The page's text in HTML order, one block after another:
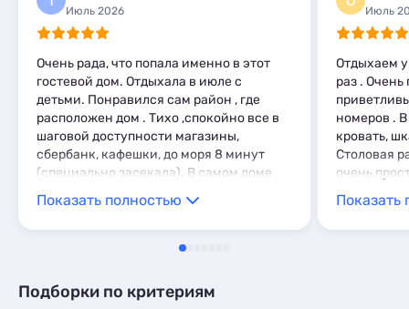
Шале
Мини-отели
Шале 1
Комнаты 15
Апартаменты
Мини-отели
Кемпинги 1
Глэмпинги 1
Июль 2026
Очень рада, что попала именно в этот
гостевой дом. Отдыхала в июле с
детьми. Понравился сам район , где
расположен дом . Тихо ,спокойно все в
шаговой доступности магазины,
сбербанк, кафешки, до моря 8 минут
(специально засекала). В самом доме
все очень чисто и уютно. Постельное
белье белоснежное и хрустящее, матрас
и подушки,как дома. В номере есть все
необходимое :кондиционер,фен,утюг,
хочется отметить гостеприимство
хозяив. Спасибо большое Лала и Роберт
Показать полностью
Июль
Отдыхаем
раз .
номеров .
кровать,
Столовая
очень
минутах
рыночек .
Показать
Подборки по критериям